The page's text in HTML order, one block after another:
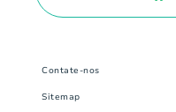
Contate-nos
Sitemap